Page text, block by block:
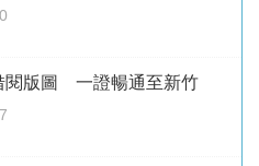
閱版圖 一證暢通至新竹